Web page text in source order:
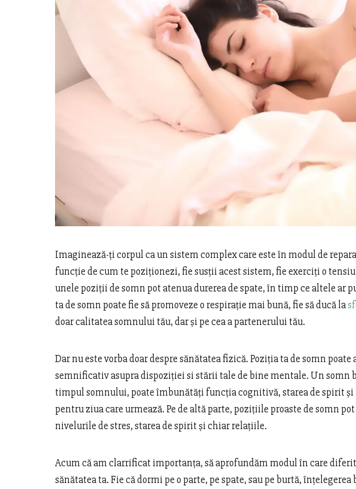
Imaginează-ți corpul ca un sistem complex care este în modul de
funcție de cum te poziționezi, fie susții acest sistem, fie exerciți o
unele poziții de somn pot atenua durerea de spate, în timp ce altele ar
ta de somn poate fie să promoveze o respirație mai bună, fie să ducă la
doar calitatea somnului tău, dar și pe cea a partenerului tău.
Dar nu este vorba doar despre sănătatea fizică. Poziția ta de somn
semnificativ asupra dispoziției si stării tale de bine mentale. Un somn
timpul somnului, poate îmbunătăți funcția cognitivă, starea de spirit
pentru ziua care urmează. Pe de altă parte, pozițiile proaste de somn
nivelurile de stres, starea de spirit și chiar relațiile.
Acum că am clarrificat importanța, să aprofundăm modul în care
sănătatea ta. Fie că dormi pe o parte, pe spate, sau pe burtă,